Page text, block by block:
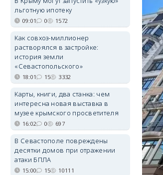
льготную ипотеку
09:01 0 1572
Как совхоз-миллионер
растворялся в застройке:
история земли
«Севастопольского»
18:01 15 3332
Карты, книги, два станка: чем
интересна новая выставка в
музее крымского просветителя
16:02 0 697
В Севастополе повреждены
десятки домов при отражении
атаки БПЛА
15:00 15 10111